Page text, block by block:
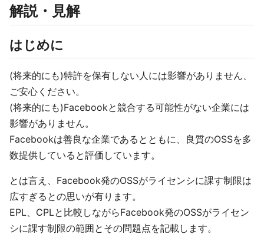
解説・見解
はじめに
(将来的にも)特許を保有しない人には影響がありません、
ご安心ください。
(将来的にも)Facebookと競合する可能性がない企業には
影響がありません。
Facebookは善良な企業であるとともに、良質のOSSを多
数提供していると評価しています。
とは言え、Facebook発のOSSがライセンシに課す制限は
広すぎるとの思いが有ります。
EPL、CPLと比較しながらFacebook発のOSSがライセン
シに課す制限の範囲とその問題点を記載します。